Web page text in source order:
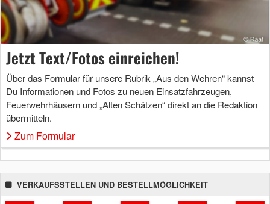
Jetzt Text/Fotos einreichen!
Über das Formular für unsere Rubrik „Aus den Wehren“ kannst
Du Informationen und Fotos zu neuen Einsatzfahrzeugen,
Feuerwehrhäusern und „Alten Schätzen“ direkt an die Redaktion
übermitteln.
Zum Formular
VERKAUFSSTELLEN UND BESTELLMÖGLICHKEIT